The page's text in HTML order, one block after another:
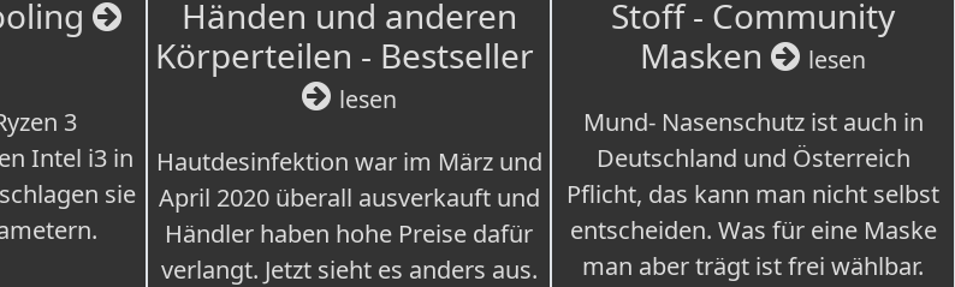
3
Intel i3 in
sie
Händen und anderen
Körperteilen - Bestseller
lesen
Hautdesinfektion war im März und
April 2020 überall ausverkauft und
Händler haben hohe Preise dafür
verlangt. Jetzt sieht es anders aus.
Stoff - Community
Masken
lesen
Mund- Nasenschutz ist auch in
Deutschland und Österreich
Pflicht, das kann man nicht selbst
entscheiden. Was für eine Maske
man aber trägt ist frei wählbar.